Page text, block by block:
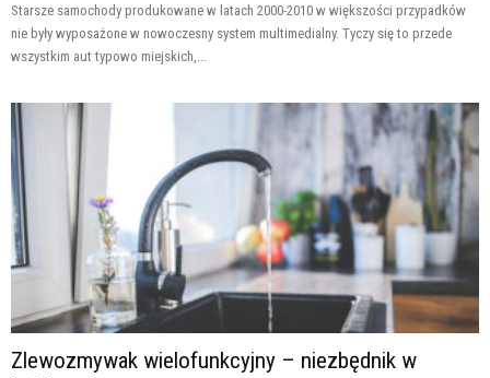
Starsze samochody produkowane w latach 2000-2010 w większości przypadków
nie były wyposażone w nowoczesny system multimedialny. Tyczy się to przede
wszystkim aut typowo miejskich,...
Zlewozmywak wielofunkcyjny – niezbędnik w